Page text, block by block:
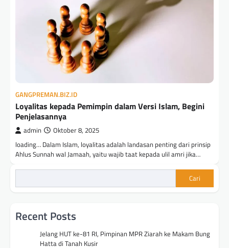
GANGPREMAN.BIZ.ID
Loyalitas kepada Pemimpin dalam Versi Islam, Begini
Penjelasannya
admin Oktober 8, 2025
loading… Dalam Islam, loyalitas adalah landasan penting dari prinsip
Ahlus Sunnah wal Jamaah, yaitu wajib taat kepada ulil amri jika…
Cari
Recent Posts
Jelang HUT ke-81 RI, Pimpinan MPR Ziarah ke Makam Bung
Hatta di Tanah Kusir